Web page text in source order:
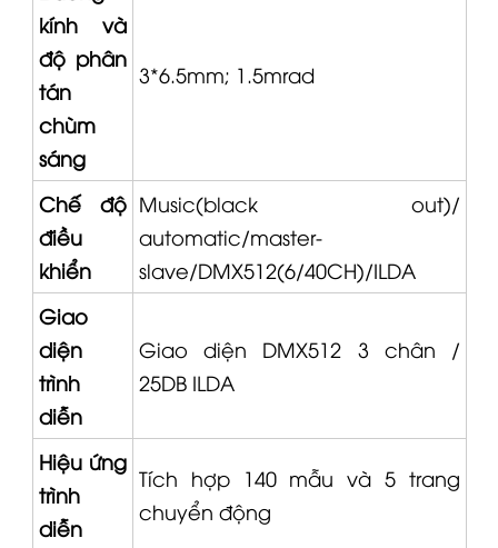
kính và
độ phân
tán
chùm
sáng
3*6.5mm; 1.5mrad
Chế độ
điều
khiển
Music(black out)/
automatic/master-
slave/DMX512(6/40CH)/ILDA
Giao
diện
trình
diễn
Giao diện DMX512 3 chân /
25DB ILDA
Hiệu ứng
trình
diễn
Tích hợp 140 mẫu và 5 trang
chuyển động